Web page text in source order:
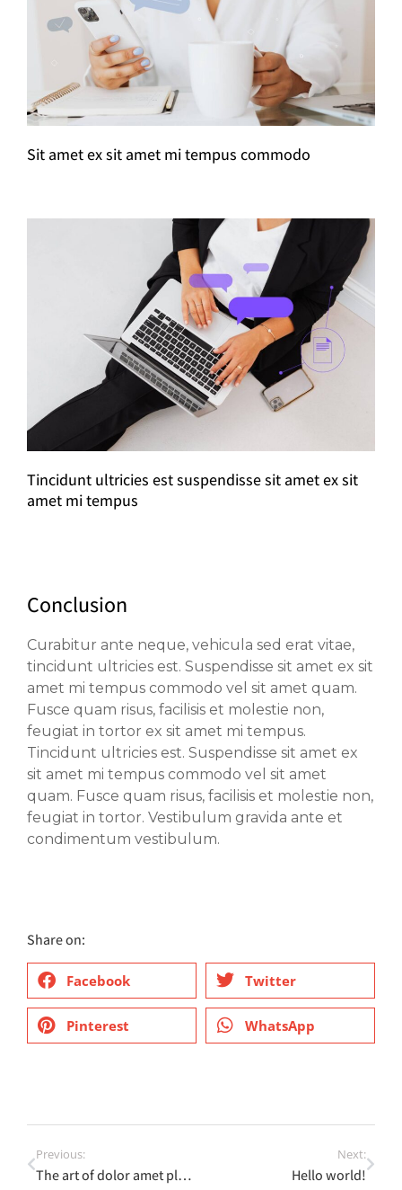
Sit amet ex sit amet mi tempus commodo
Tincidunt ultricies est suspendisse sit amet ex sit
amet mi tempus
Conclusion
Curabitur ante neque, vehicula sed erat vitae,
tincidunt ultricies est. Suspendisse sit amet ex sit
amet mi tempus commodo vel sit amet quam.
Fusce quam risus, facilisis et molestie non,
feugiat in tortor ex sit amet mi tempus.
Tincidunt ultricies est. Suspendisse sit amet ex
sit amet mi tempus commodo vel sit amet
quam. Fusce quam risus, facilisis et molestie non,
feugiat in tortor. Vestibulum gravida ante et
condimentum vestibulum.
Share on:
Facebook Twitter
Pinterest WhatsApp
Previous:
The art of dolor amet placerat
Next:
Hello world!